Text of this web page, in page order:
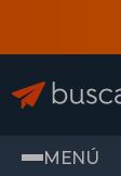
MENÚ